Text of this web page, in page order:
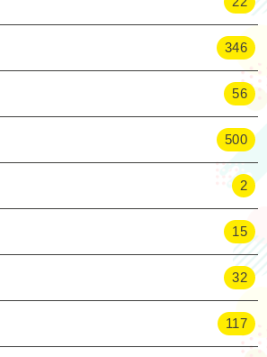
346
56
500
2
15
32
117